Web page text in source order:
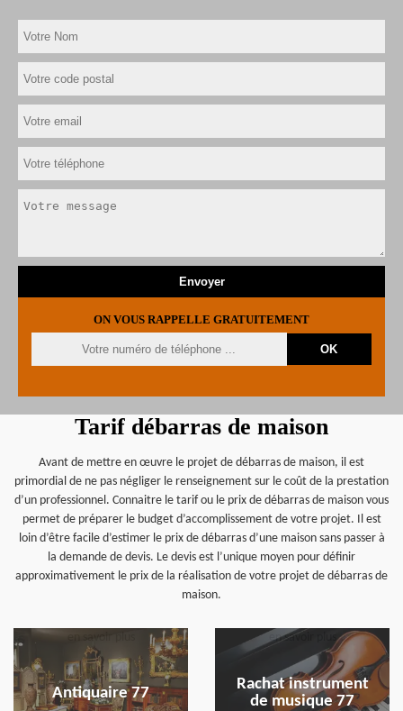
ON VOUS RAPPELLE GRATUITEMENT
Tarif débarras de maison
Avant de mettre en œuvre le projet de débarras de maison, il est
primordial de ne pas négliger le renseignement sur le coût de la prestation
d’un professionnel. Connaitre le tarif ou le prix de débarras de maison vous
permet de préparer le budget d’accomplissement de votre projet. Il est
loin d’être facile d’estimer le prix de débarras d’une maison sans passer à
la demande de devis. Le devis est l’unique moyen pour définir
approximativement le prix de la réalisation de votre projet de débarras de
maison.
Antiquaire 77
en savoir plus
Rachat instrument
de musique 77
en savoir plus